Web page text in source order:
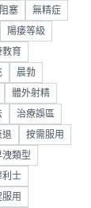
塞 無精症
陽痿等級
教育
晨勃
體外射精
治療誤區
退 按需服用
洩類型
利士
服用